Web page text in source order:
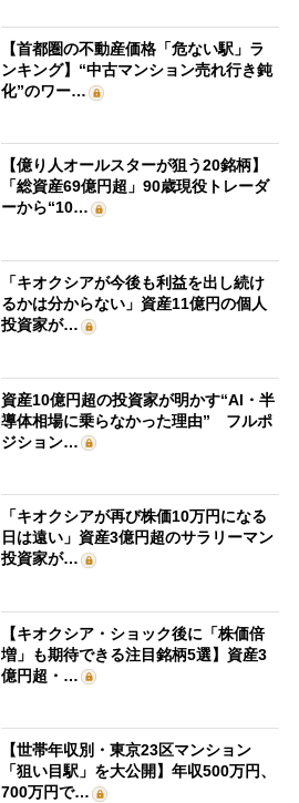
【首都圏の不動産価格「危ない駅」ラ
ンキング】“中古マンション売れ行き鈍
化”のワー…
【億り人オールスターが狙う20銘柄】
「総資産69億円超」90歳現役トレーダ
ーから“10…
「キオクシアが今後も利益を出し続け
るかは分からない」資産11億円の個人
投資家が…
資産10億円超の投資家が明かす“AI・半
導体相場に乗らなかった理由” フルポ
ジション…
「キオクシアが再び株価10万円になる
日は遠い」資産3億円超のサラリーマン
投資家が…
【キオクシア・ショック後に「株価倍
増」も期待できる注目銘柄5選】資産3
億円超・…
【世帯年収別・東京23区マンション
「狙い目駅」を大公開】年収500万円、
700万円で…